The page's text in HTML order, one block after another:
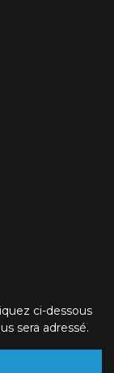
ci-dessous
sera adressé.